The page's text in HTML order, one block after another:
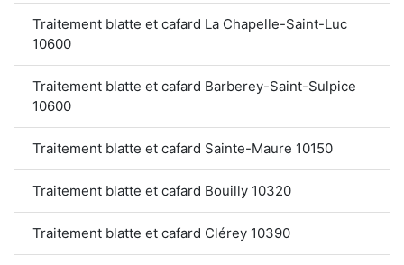
Traitement blatte et cafard La Chapelle-Saint-Luc
10600
Traitement blatte et cafard Barberey-Saint-Sulpice
10600
Traitement blatte et cafard Sainte-Maure 10150
Traitement blatte et cafard Bouilly 10320
Traitement blatte et cafard Clérey 10390